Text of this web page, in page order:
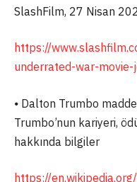
SlashFilm, 27 Nisan
https://
underrated-war-
⦁ Dalton Trumbo
Trumbo’nun kariyeri,
hakkında bilgiler
https://